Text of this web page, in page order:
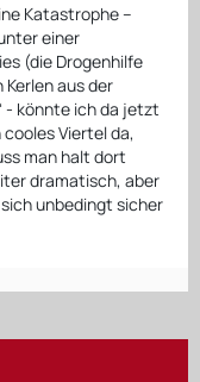
Katastrophe –
einer
(die Drogenhilfe
aus der
- könnte ich da jetzt
Viertel da,
man halt dort
dramatisch, aber
unbedingt sicher